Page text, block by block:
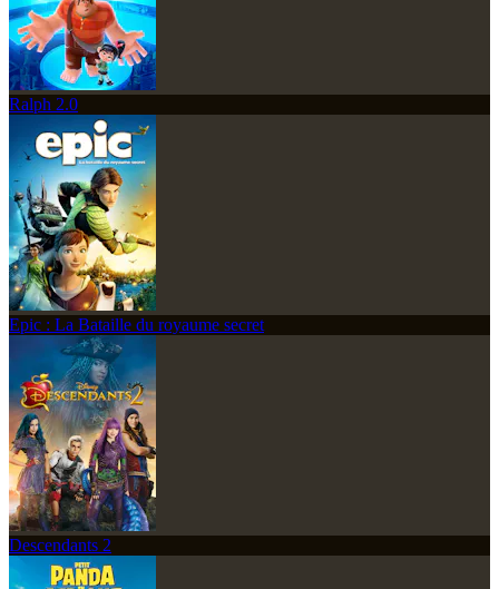
Ralph 2.0
Epic : La Bataille du royaume secret
Descendants 2